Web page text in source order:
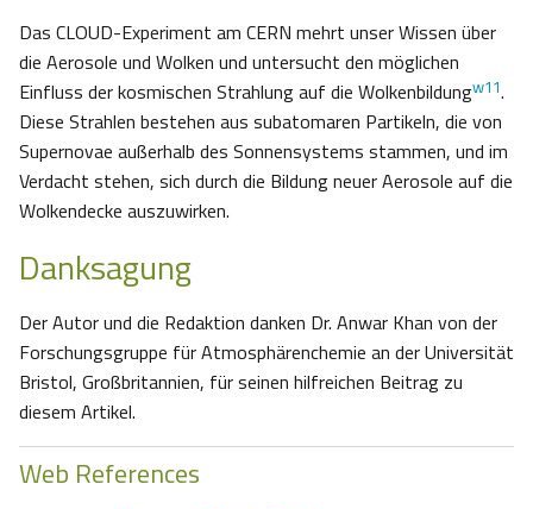
Das CLOUD-Experiment am CERN mehrt unser Wissen über
die Aerosole und Wolken und untersucht den möglichen
Einfluss der kosmischen Strahlung auf die Wolkenbildungw11.
Diese Strahlen bestehen aus subatomaren Partikeln, die von
Supernovae außerhalb des Sonnensystems stammen, und im
Verdacht stehen, sich durch die Bildung neuer Aerosole auf die
Wolkendecke auszuwirken.
Danksagung
Der Autor und die Redaktion danken Dr. Anwar Khan von der
Forschungsgruppe für Atmosphärenchemie an der Universität
Bristol, Großbritannien, für seinen hilfreichen Beitrag zu
diesem Artikel.
Web References